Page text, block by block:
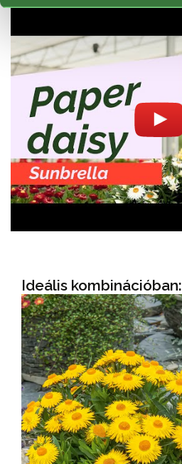
Ideális kombinációban: